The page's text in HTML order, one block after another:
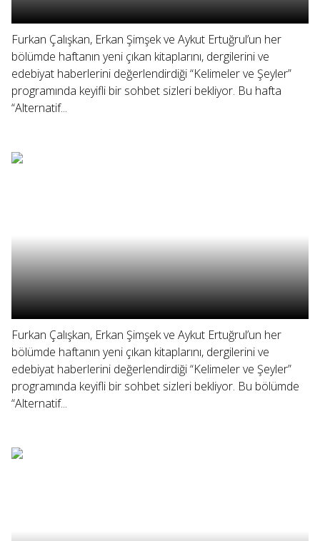
Furkan Çalışkan, Erkan Şimşek ve Aykut Ertuğrul’un her
bölümde haftanın yeni çıkan kitaplarını, dergilerini ve
edebiyat haberlerini değerlendirdiği “Kelimeler ve Şeyler”
programında keyifli bir sohbet sizleri bekliyor. Bu hafta
“Alternatif...
Furkan Çalışkan, Erkan Şimşek ve Aykut Ertuğrul’un her
bölümde haftanın yeni çıkan kitaplarını, dergilerini ve
edebiyat haberlerini değerlendirdiği “Kelimeler ve Şeyler”
programında keyifli bir sohbet sizleri bekliyor. Bu bölümde
“Alternatif...